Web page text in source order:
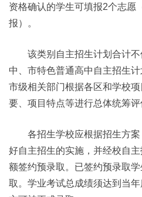
资格确认的学生可填报2个志愿
报）。
该类别自主招生计划合计不
中、市特色普通高中自主招生
市级相关部门根据各区和学校
要、项目特点等进行总体统筹评
各招生学校应根据招生方案
好自主招生的实施，并经校自
额签约预录取。已签约预录取
取。学业考试总成绩须达到当